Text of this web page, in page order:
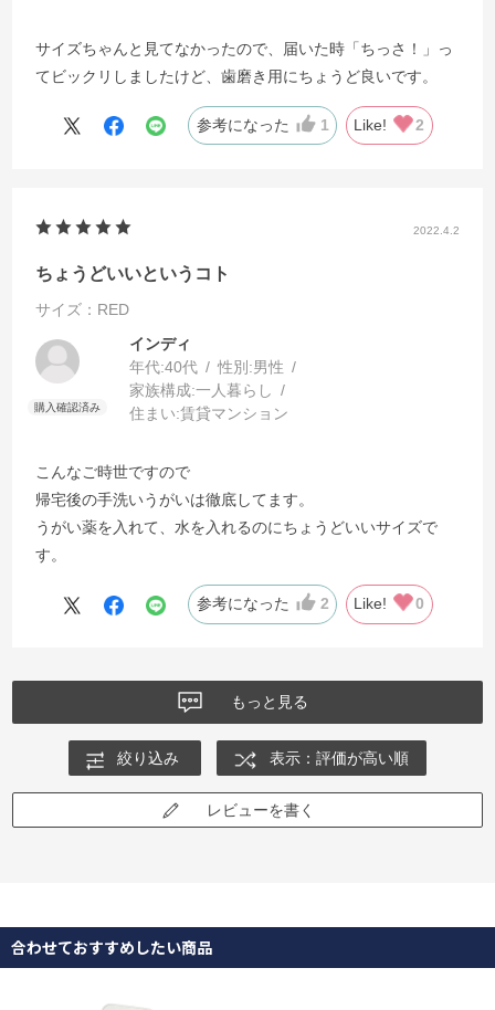
サイズちゃんと見てなかったので、届いた時「ちっさ！」っ
てビックリしましたけど、歯磨き用にちょうど良いです。
参考になった 1 Like! 2
2022.4.2
ちょうどいいというコト
サイズ：RED
インディ
年代:40代 性別:男性
家族構成:一人暮らし
住まい:賃貸マンション
こんなご時世ですので
帰宅後の手洗いうがいは徹底してます。
うがい薬を入れて、水を入れるのにちょうどいいサイズで
す。
参考になった 2 Like! 0
もっと見る
絞り込み 表示：評価が高い順
レビューを書く
合わせておすすめしたい商品